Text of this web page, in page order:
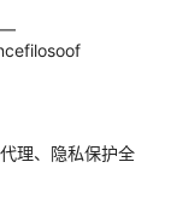
—
理、隐私保护全